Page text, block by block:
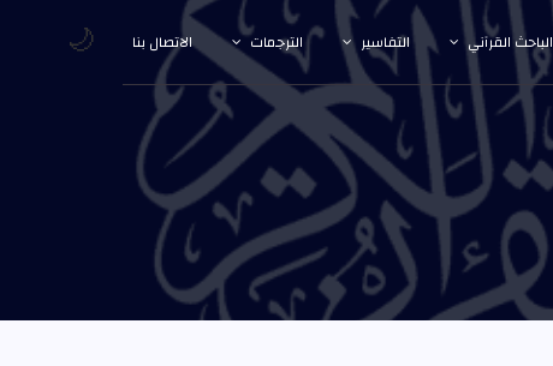
الباحث القرآني التفاسير الترجمات الاتصال بنا 🌙